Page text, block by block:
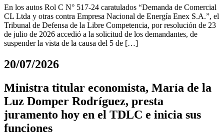
En los autos Rol C N° 517-24 caratulados “Demanda de Comercial
CL Ltda y otras contra Empresa Nacional de Energía Enex S.A.”, el
Tribunal de Defensa de la Libre Competencia, por resolución de 23
de julio de 2026 accedió a la solicitud de los demandantes, de
suspender la vista de la causa del 5 de […]
20/07/2026
Ministra titular economista, María de la
Luz Domper Rodríguez, presta
juramento hoy en el TDLC e inicia sus
funciones